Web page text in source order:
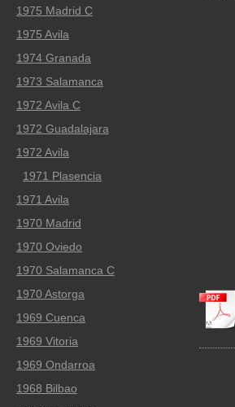
1975 Madrid C
1975 Avila
1974 Granada
1973 Salamanca
1972 Avila C
1972 Guadalajara
1972 Avila
1971 Plasencia
1971 Avila
1970 Madrid
1970 Oviedo
1970 Salamanca C
1970 Astorga
1969 Cuenca
1969 Vitoria
1969 Ondarroa
1968 Bilbao